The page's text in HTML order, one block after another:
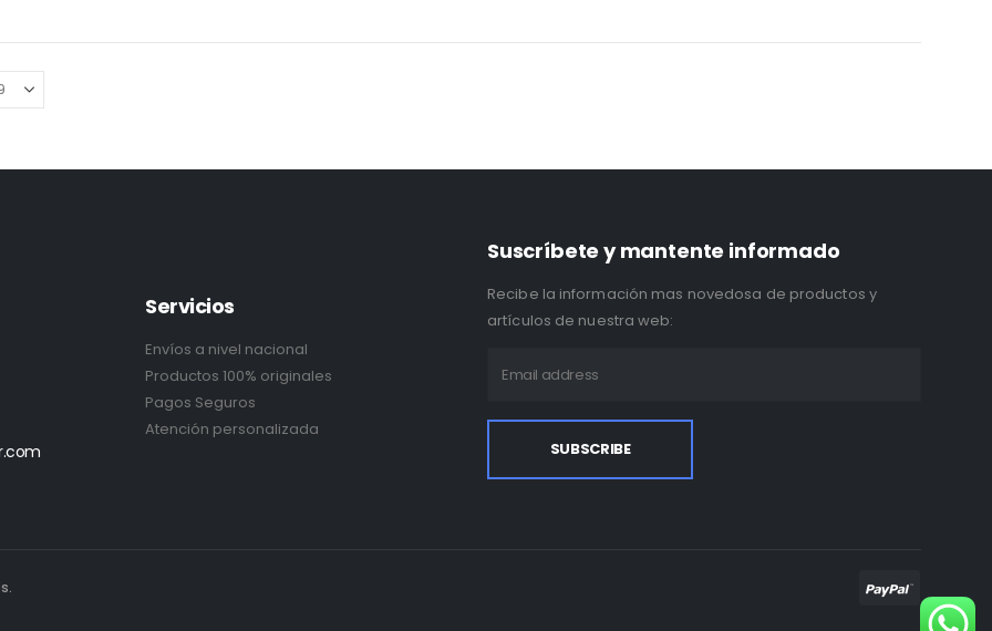
Servicios
Envíos a nivel nacional
Productos 100% originales
Pagos Seguros
Atención personalizada
Suscríbete y mantente informado
Recibe la información mas novedosa de productos y
artículos de nuestra web: